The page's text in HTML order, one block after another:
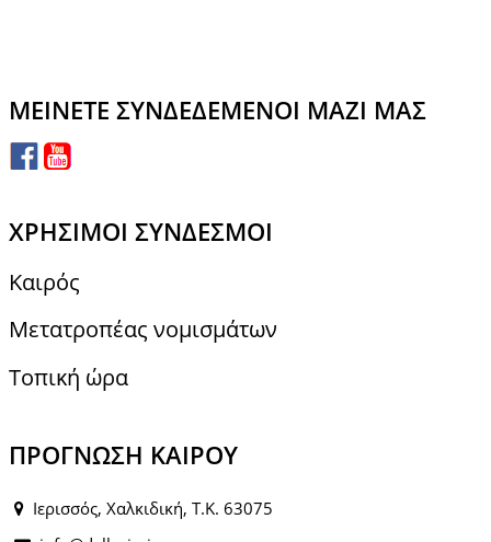
ΜΕΊΝΕΤΕ ΣΥΝΔΕΔΕΜΈΝΟΙ ΜΑΖΊ ΜΑΣ
ΧΡΉΣΙΜΟΙ ΣΎΝΔΕΣΜΟΙ
Καιρός
Μετατροπέας νομισμάτων
Τοπική ώρα
ΠΡΌΓΝΩΣΗ ΚΑΙΡΟΎ
Ιερισσός, Χαλκιδική, Τ.Κ. 63075